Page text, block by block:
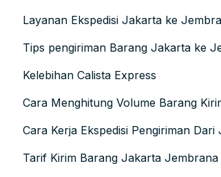
Layanan Ekspedisi Jakarta ke
Tips pengiriman Barang Jakarta ke
Kelebihan Calista Express
Cara Menghitung Volume Barang
Cara Kerja Ekspedisi Pengiriman
Tarif Kirim Barang Jakarta Jembrana